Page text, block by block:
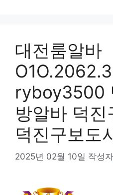
대전룸알바
ryboy3500
방알바 덕
덕진구보도
2025년 02월 10일 작성